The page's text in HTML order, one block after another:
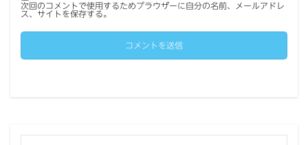
次回のコメントで使用するためブラウザーに自分の名前、メールアドレ
ス、サイトを保存する。